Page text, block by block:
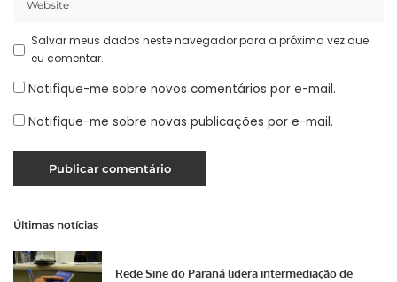
Salvar meus dados neste navegador para a próxima vez que
eu comentar.
Notifique-me sobre novos comentários por e-mail.
Notifique-me sobre novas publicações por e-mail.
Últimas notícias
Rede Sine do Paraná lidera intermediação de